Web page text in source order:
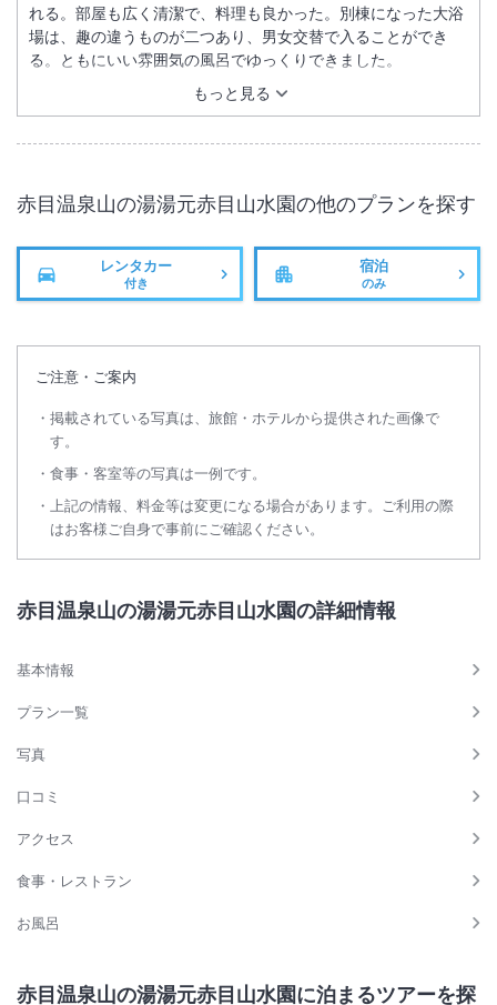
もっと見る
れる。部屋も広く清潔で、料理も良かった。別棟になった大浴
場は、趣の違うものが二つあり、男女交替で入ることができ
る。ともにいい雰囲気の風呂でゆっくりできました。
赤目温泉山の湯湯元赤目山水園の他のプランを探す
レンタカー
付き
宿泊
のみ
ご注意・ご案内
掲載されている写真は、旅館・ホテルから提供された画像で
す。
食事・客室等の写真は一例です。
上記の情報、料金等は変更になる場合があります。ご利用の際
はお客様ご自身で事前にご確認ください。
赤目温泉山の湯湯元赤目山水園の詳細情報
基本情報
プラン一覧
写真
口コミ
アクセス
食事・レストラン
お風呂
赤目温泉山の湯湯元赤目山水園に泊まるツアーを探